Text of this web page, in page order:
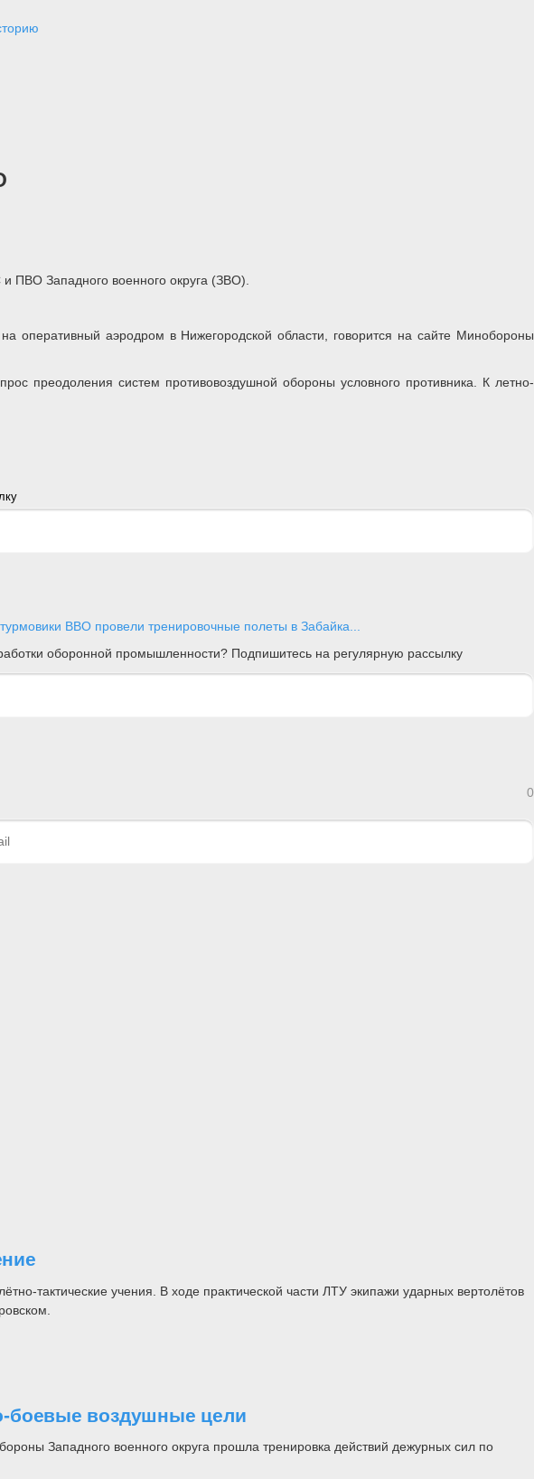
ПВО Западного военного округа (ЗВО).
оперативный аэродром в Нижегородской области, говорится на сайте Минобороны
преодоления систем противовоздушной обороны условного противника. К летно-
ВВО провели тренировочные полеты в Забайка...
оборонной промышленности? Подпишитесь на регулярную рассылку
0
тактические учения. В ходе практической части ЛТУ экипажи ударных вертолётов
боевые воздушные цели
Западного военного округа прошла тренировка действий дежурных сил по